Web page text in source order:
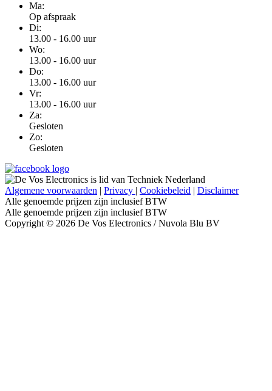
Ma:
Op afspraak
Di:
13.00 - 16.00 uur
Wo:
13.00 - 16.00 uur
Do:
13.00 - 16.00 uur
Vr:
13.00 - 16.00 uur
Za:
Gesloten
Zo:
Gesloten
Algemene voorwaarden | Privacy | Cookiebeleid | Disclaimer
Alle genoemde prijzen zijn inclusief BTW
Alle genoemde prijzen zijn inclusief BTW
Copyright © 2026 De Vos Electronics / Nuvola Blu BV